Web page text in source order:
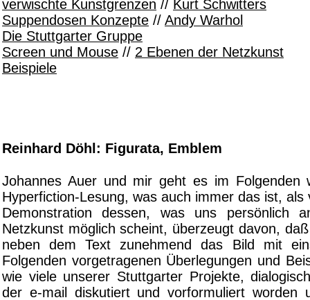
verwischte Kunstgrenzen // Kurt Schwitters
Suppendosen Konzepte // Andy Warhol
Die Stuttgarter Gruppe
Screen und Mouse // 2 Ebenen der Netzkunst
Beispiele
Reinhard Döhl: Figurata, Emblem
Johannes Auer und mir geht es im Folgenden
Hyperfiction-Lesung, was auch immer das ist, als
Demonstration dessen, was uns persönlich
Netzkunst möglich scheint, überzeugt davon,
neben dem Text zunehmend das Bild mit
Folgenden vorgetragenen Überlegungen und
wie viele unserer Stuttgarter Projekte,
der e-mail diskutiert und vorformuliert worden